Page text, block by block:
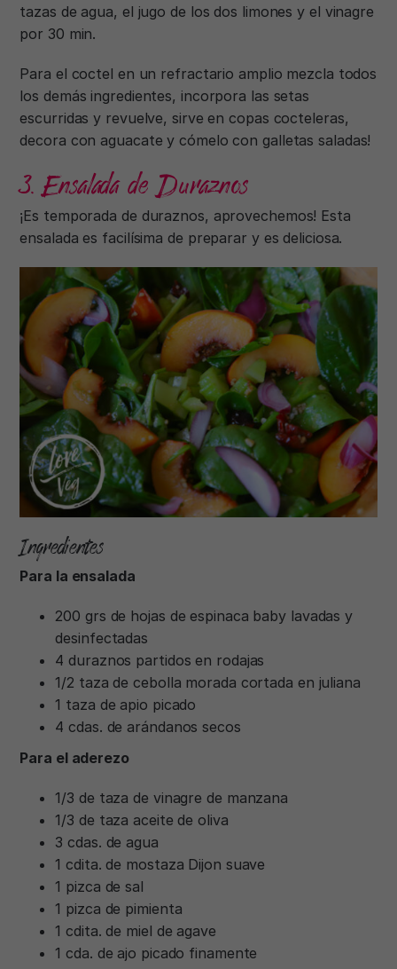
tazas de agua, el jugo de los dos limones y el vinagre
por 30 min.
Para el coctel en un refractario amplio mezcla todos
los demás ingredientes, incorpora las setas
escurridas y revuelve, sirve en copas cocteleras,
decora con aguacate y cómelo con galletas saladas!
3. Ensalada de Duraznos
¡Es temporada de duraznos, aprovechemos! Esta
ensalada es facilísima de preparar y es deliciosa.
Ingredientes
Para la ensalada
200 grs de hojas de espinaca baby lavadas y
desinfectadas
4 duraznos partidos en rodajas
1/2 taza de cebolla morada cortada en juliana
1 taza de apio picado
4 cdas. de arándanos secos
Para el aderezo
1/3 de taza de vinagre de manzana
1/3 de taza aceite de oliva
3 cdas. de agua
1 cdita. de mostaza Dijon suave
1 pizca de sal
1 pizca de pimienta
1 cdita. de miel de agave
1 cda. de ajo picado finamente